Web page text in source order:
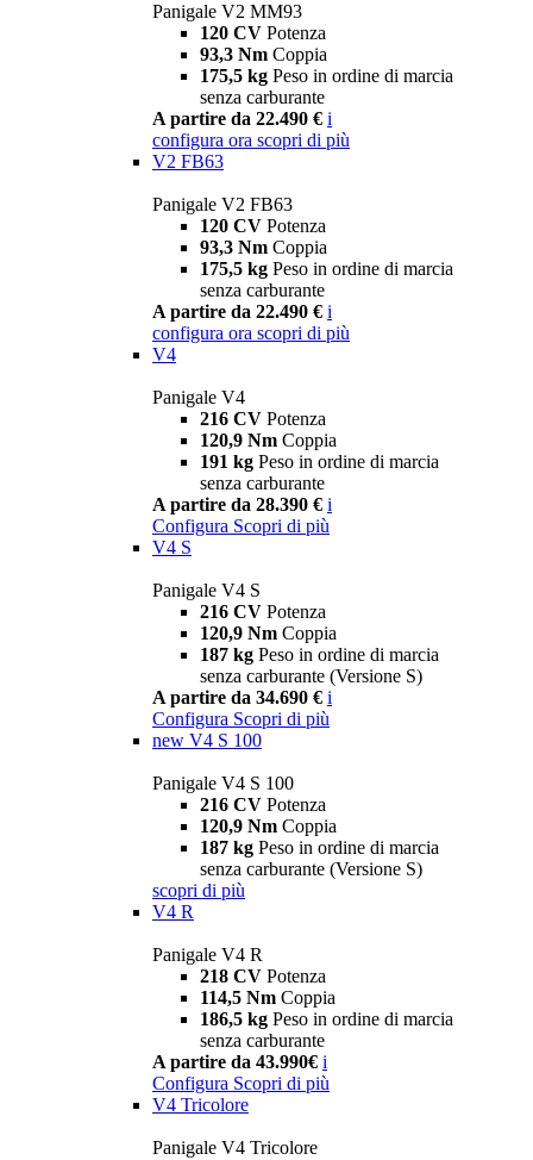
Panigale V2 MM93
120 CV Potenza
93,3 Nm Coppia
175,5 kg Peso in ordine di marcia
senza carburante
A partire da 22.490 € i
configura ora scopri di più
V2 FB63
Panigale V2 FB63
120 CV Potenza
93,3 Nm Coppia
175,5 kg Peso in ordine di marcia
senza carburante
A partire da 22.490 € i
configura ora scopri di più
V4
Panigale V4
216 CV Potenza
120,9 Nm Coppia
191 kg Peso in ordine di marcia
senza carburante
A partire da 28.390 € i
Configura Scopri di più
V4 S
Panigale V4 S
216 CV Potenza
120,9 Nm Coppia
187 kg Peso in ordine di marcia
senza carburante (Versione S)
A partire da 34.690 € i
Configura Scopri di più
new V4 S 100
Panigale V4 S 100
216 CV Potenza
120,9 Nm Coppia
187 kg Peso in ordine di marcia
senza carburante (Versione S)
scopri di più
V4 R
Panigale V4 R
218 CV Potenza
114,5 Nm Coppia
186,5 kg Peso in ordine di marcia
senza carburante
A partire da 43.990€ i
Configura Scopri di più
V4 Tricolore
Panigale V4 Tricolore